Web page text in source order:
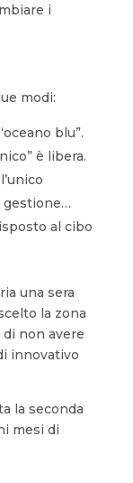
i
modi:
blu”.
è libera.
gestione…
al cibo
una sera
la zona
non avere
innovativo
la seconda
mesi di